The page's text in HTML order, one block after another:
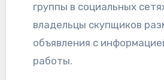
группы в социальных
владельцы скупщиков
объявления с
работы.